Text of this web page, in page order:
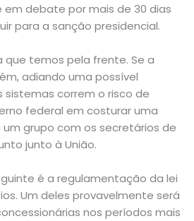
debate por mais de 30 dias
para a sanção presidencial.
que temos pela frente. Se a
adiando uma possível
correm o risco de
federal em costurar uma
grupo com os secretários de
junto à União.
é a regulamentação da lei
Um deles provavelmente será
nos períodos mais